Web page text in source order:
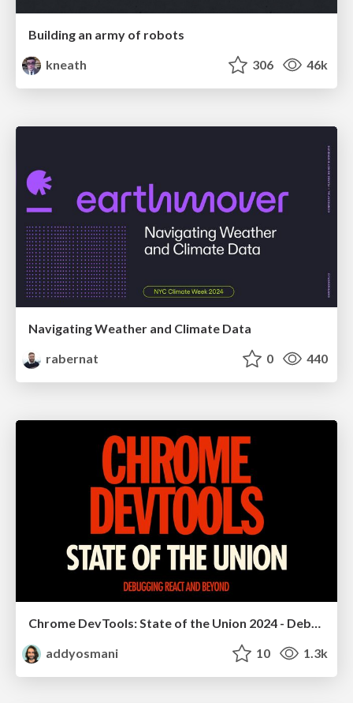
Building an army of robots
kneath
306 46k
Navigating Weather and Climate Data
rabernat
0 440
Chrome DevTools: State of the Union 2024 - Debugging React & Beyond
addyosmani
10 1.3k